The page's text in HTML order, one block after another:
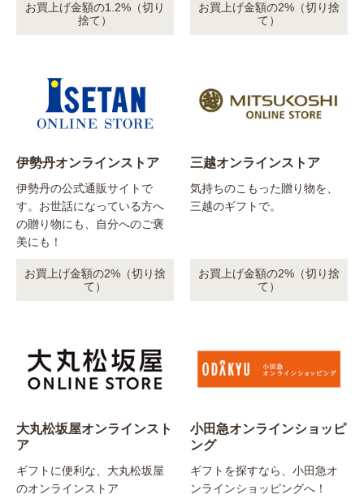
お買上げ金額の1.2%（切り
捨て）
お買上げ金額の2%（切り捨
て）
伊勢丹オンラインストア
伊勢丹の公式通販サイトで
す。お世話になっている方へ
の贈り物にも、自分へのご褒
美にも！
お買上げ金額の2%（切り捨
て）
三越オンラインストア
気持ちのこもった贈り物を、
三越のギフトで。
お買上げ金額の2%（切り捨
て）
大丸松坂屋オンラインスト
ア
ギフトに便利な、大丸松坂屋
のオンラインストア
小田急オンラインショッピ
ング
ギフトを探すなら、小田急オ
ンラインショッピングへ！